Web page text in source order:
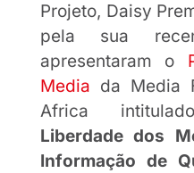
Projeto, Daisy
pela sua
apresentaram o
Media da Media
Africa
Liberdade dos
Informação de